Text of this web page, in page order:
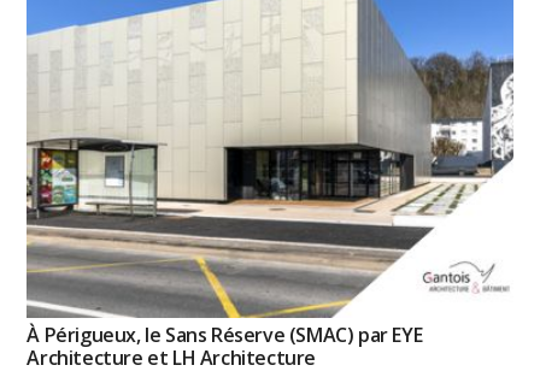
À Périgueux, le Sans Réserve (SMAC) par EYE
Architecture et LH Architecture